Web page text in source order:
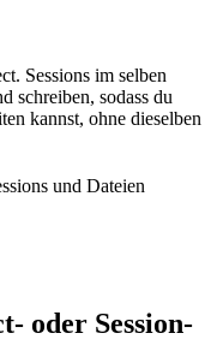
Sessions im selben
schreiben, sodass du
kannst, ohne dieselben
und Dateien
oder Session-